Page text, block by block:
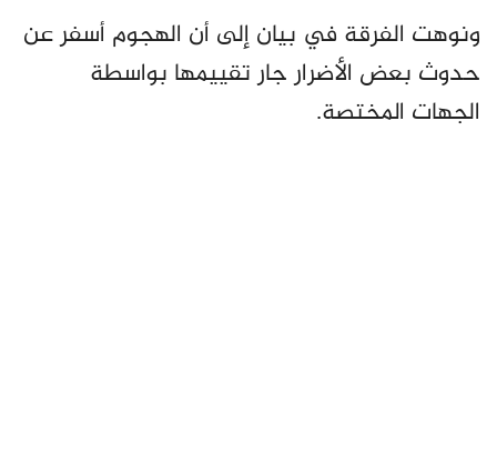
ونوهت الفرقة في بيان إلى أن الهجوم أسفر عن
حدوث بعض الأضرار جار تقييمها بواسطة
الجهات المختصة.